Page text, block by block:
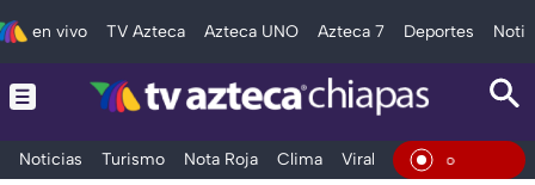
en vivo TV Azteca Azteca UNO Azteca 7 Deportes
Noticias Turismo Nota Roja Clima Viral y Tendencia En Vivo